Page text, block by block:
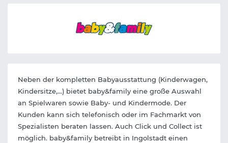
Neben der kompletten Babyausstattung (Kinderwagen,
Kindersitze,...) bietet baby&family eine große Auswahl
an Spielwaren sowie Baby- und Kindermode. Der
Kunden kann sich telefonisch oder im Fachmarkt von
Spezialisten beraten lassen. Auch Click und Collect ist
möglich. baby&family betreibt in Ingolstadt einen